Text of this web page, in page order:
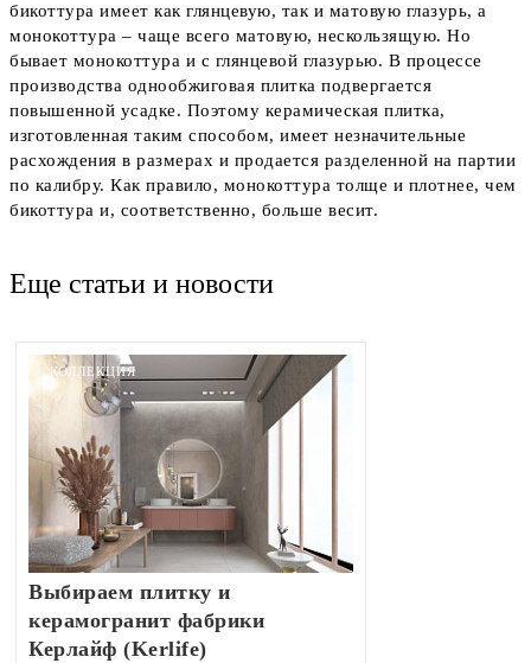
бикоттура имеет как глянцевую, так и матовую глазурь, а
монокоттура – чаще всего матовую, нескользящую. Но
бывает монокоттура и с глянцевой глазурью. В процессе
производства однообжиговая плитка подвергается
повышенной усадке. Поэтому керамическая плитка,
изготовленная таким способом, имеет незначительные
расхождения в размерах и продается разделенной на партии
по калибру. Как правило, монокоттура толще и плотнее, чем
бикоттура и, соответственно, больше весит.
Еще статьи и новости
КОЛЛЕКЦИЯ
Выбираем плитку и
керамогранит фабрики
Керлайф (Kerlife)